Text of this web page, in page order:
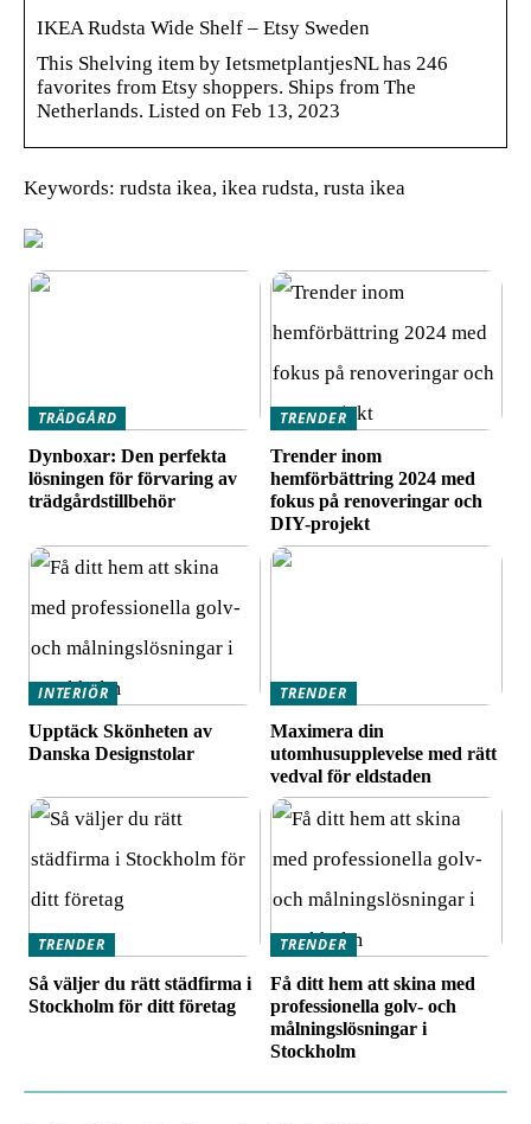
IKEA Rudsta Wide Shelf – Etsy Sweden
This Shelving item by IetsmetplantjesNL has 246
favorites from Etsy shoppers. Ships from The
Netherlands. Listed on Feb 13, 2023
Keywords: rudsta ikea, ikea rudsta, rusta ikea
TRÄDGÅRD
Dynboxar: Den perfekta
lösningen för förvaring av
trädgårdstillbehör
TRENDER
Trender inom
hemförbättring 2024 med
fokus på renoveringar och
DIY-projekt
INTERIÖR
Upptäck Skönheten av
Danska Designstolar
TRENDER
Maximera din
utomhusupplevelse med rätt
vedval för eldstaden
TRENDER
Så väljer du rätt städfirma i
Stockholm för ditt företag
TRENDER
Få ditt hem att skina med
professionella golv- och
målningslösningar i
Stockholm